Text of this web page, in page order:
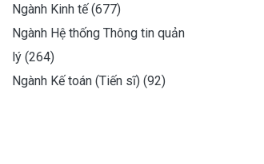
Ngành Kinh tế (677)
Ngành Hệ thống Thông tin quản
lý (264)
Ngành Kế toán (Tiến sĩ) (92)